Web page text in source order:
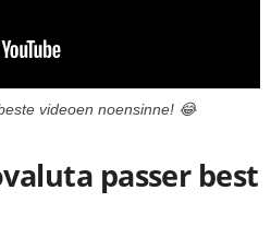
videoen noensinne! 😂
passer best